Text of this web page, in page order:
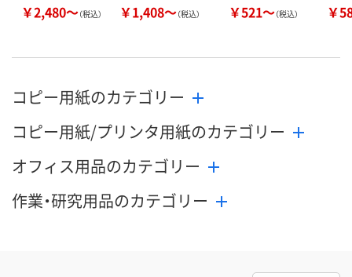
￥2,480～（税込） ￥1,408～（税込） ￥521～（税込） ￥
コピー用紙のカテゴリー
コピー用紙/プリンタ用紙のカテゴリー
オフィス用品のカテゴリー
作業・研究用品のカテゴリー